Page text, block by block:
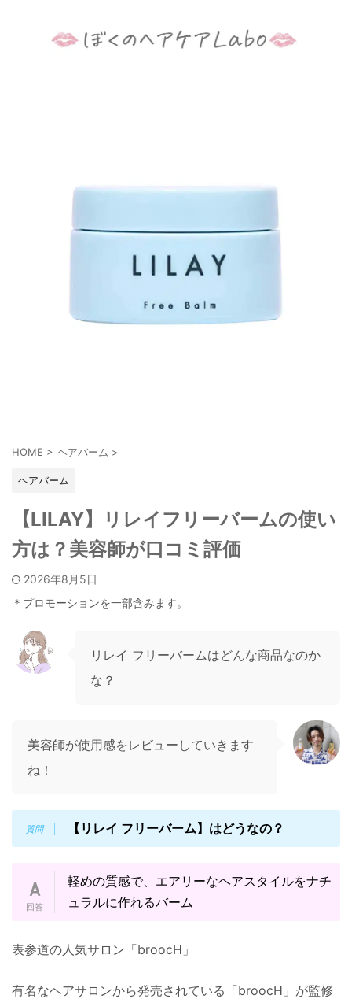
HOME > ヘアバーム >
ヘアバーム
【LILAY】リレイフリーバームの使い
方は？美容師が口コミ評価
2026年8月5日
＊プロモーションを一部含みます。
リレイ フリーバームはどんな商品なのか
な？
美容師が使用感をレビューしていきます
ね！
【リレイ フリーバーム】はどうなの？
軽めの質感で、エアリーなヘアスタイルをナチ
ュラルに作れるバーム
表参道の人気サロン「broocH」
有名なヘアサロンから発売されている「broocH」が監修